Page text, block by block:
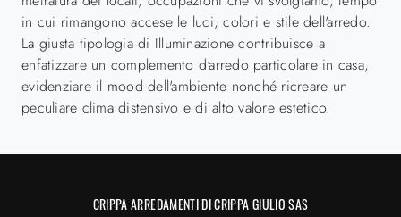
in cui rimangono accese le luci, colori e stile dell'arredo.
La giusta tipologia di Illuminazione contribuisce a
enfatizzare un complemento d'arredo particolare in casa,
evidenziare il mood dell'ambiente nonché ricreare un
peculiare clima distensivo e di alto valore estetico.
CRIPPA ARREDAMENTI DI CRIPPA GIULIO SAS